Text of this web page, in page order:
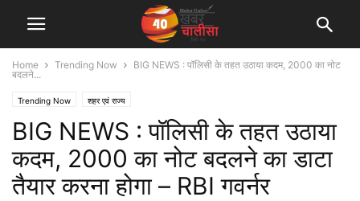
Home Trending Now
BIG NEWS : पॉलिसी के तहत उठाया कदम, 2000 का नोट
बदलने...
Trending Now शहर एवं राज्य
BIG NEWS : पॉलिसी के तहत उठाया
कदम, 2000 का नोट बदलने का डाटा
तैयार करना होगा – RBI गवर्नर